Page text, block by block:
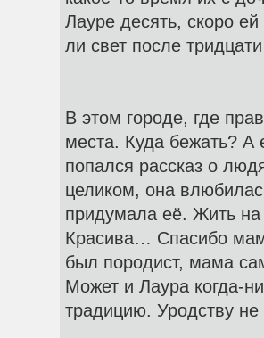
Лауре десять, скоро
ли свет после
В этом городе, где
места. Куда бежать? А
попался рассказ о
целиком, она
придумала её. Жить
Красива… Спасибо
был породист, мама
Может и Лаура когда-
традицию. Уродству